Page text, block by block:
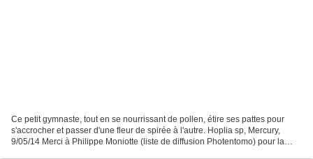
Ce petit gymnaste, tout en se nourrissant de pollen, étire ses pattes pour
s'accrocher et passer d'une fleur de spirée à l'autre. Hoplia sp, Mercury,
9/05/14 Merci à Philippe Moniotte (liste de diffusion Photentomo) pour la